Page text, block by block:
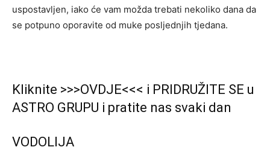
uspostavljen, iako će vam možda trebati nekoliko dana da
se potpuno oporavite od muke posljednjih tjedana.
Kliknite >>>OVDJE<<< i PRIDRUŽITE SE u
ASTRO GRUPU i pratite nas svaki dan
VODOLIJA